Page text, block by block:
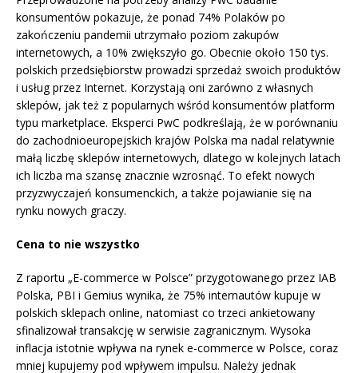
konsumentów pokazuje, że ponad 74% Polaków po
zakończeniu pandemii utrzymało poziom zakupów
internetowych, a 10% zwiększyło go. Obecnie około 150 tys.
polskich przedsiębiorstw prowadzi sprzedaż swoich produktów
i usług przez Internet. Korzystają oni zarówno z własnych
sklepów, jak też z popularnych wśród konsumentów platform
typu marketplace. Eksperci PwC podkreślają, że w porównaniu
do zachodnioeuropejskich krajów Polska ma nadal relatywnie
małą liczbę sklepów internetowych, dlatego w kolejnych latach
ich liczba ma szansę znacznie wzrosnąć. To efekt nowych
przyzwyczajeń konsumenckich, a także pojawianie się na
rynku nowych graczy.
Cena to nie wszystko
Z raportu „E-commerce w Polsce” przygotowanego przez IAB
Polska, PBI i Gemius wynika, że 75% internautów kupuje w
polskich sklepach online, natomiast co trzeci ankietowany
sfinalizował transakcję w serwisie zagranicznym. Wysoka
inflacja istotnie wpływa na rynek e-commerce w Polsce, coraz
mniej kupujemy pod wpływem impulsu. Należy jednak